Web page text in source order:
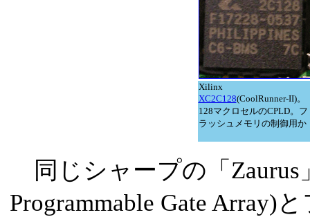
Xilinx
XC2C128(CoolRunner-II)。
128マクロセルのCPLD。フ
ラッシュメモリの制御用か
同じシャープの「Zaurus
Programmable Gate Array)